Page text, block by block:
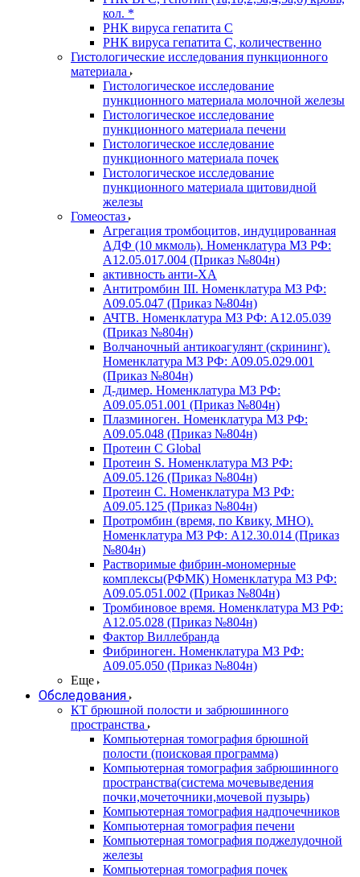
кол. *
РНК вируса гепатита C
РНК вируса гепатита C, количественно
Гистологические исследования пункционного
материала
Гистологическое исследование
пункционного материала молочной железы
Гистологическое исследование
пункционного материала печени
Гистологическое исследование
пункционного материала почек
Гистологическое исследование
пункционного материала щитовидной
железы
Гомеостаз
Агрегация тромбоцитов, индуцированная
АДФ (10 мкмоль). Номенклатура МЗ РФ:
A12.05.017.004 (Приказ №804н)
активность анти-ХА
Антитромбин III. Номенклатура МЗ РФ:
A09.05.047 (Приказ №804н)
АЧТВ. Номенклатура МЗ РФ: A12.05.039
(Приказ №804н)
Волчаночный антикоагулянт (скрининг).
Номенклатура МЗ РФ: A09.05.029.001
(Приказ №804н)
Д-димер. Номенклатура МЗ РФ:
A09.05.051.001 (Приказ №804н)
Плазминоген. Номенклатура МЗ РФ:
A09.05.048 (Приказ №804н)
Протеин C Global
Протеин S. Номенклатура МЗ РФ:
A09.05.126 (Приказ №804н)
Протеин С. Номенклатура МЗ РФ:
A09.05.125 (Приказ №804н)
Протромбин (время, по Квику, МНО).
Номенклатура МЗ РФ: A12.30.014 (Приказ
№804н)
Растворимые фибрин-мономерные
комплексы(РФМК) Номенклатура МЗ РФ:
A09.05.051.002 (Приказ №804н)
Тромбиновое время. Номенклатура МЗ РФ:
A12.05.028 (Приказ №804н)
Фактор Виллебранда
Фибриноген. Номенклатура МЗ РФ:
A09.05.050 (Приказ №804н)
Еще
Обследования
КТ брюшной полости и забрюшинного
пространства
Компьютерная томография брюшной
полости (поисковая программа)
Компьютерная томография забрюшинного
пространства(система мочевыведения
почки,мочеточники,мочевой пузырь)
Компьютерная томография надпочечников
Компьютерная томография печени
Компьютерная томография поджелудочной
железы
Компьютерная томография почек